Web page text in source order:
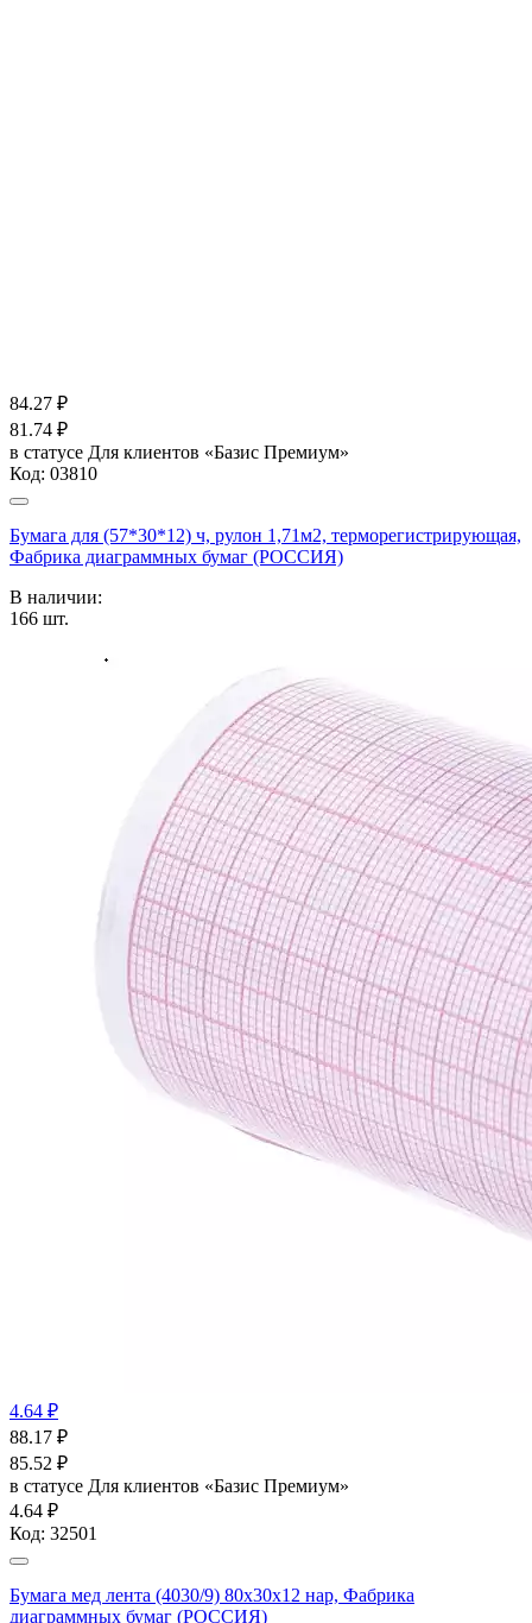
84.27 ₽
81.74 ₽
в статусе Для клиентов «Базис Премиум»
Код: 03810
Бумага для (57*30*12) ч, рулон 1,71м2, терморегистрирующая,
Фабрика диаграммных бумаг (РОССИЯ)
В наличии:
166 шт.
4.64 ₽
88.17 ₽
85.52 ₽
в статусе Для клиентов «Базис Премиум»
4.64 ₽
Код: 32501
Бумага мед лента (4030/9) 80х30х12 нар, Фабрика
диаграммных бумаг (РОССИЯ)